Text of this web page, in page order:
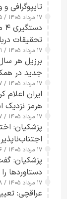
تایپوگرافی
۱۷ مرداد ۱۴۰۵ / ۱۹:۰۵
تحقیقات
۱۷ مرداد ۱۴۰۵ / ۱۸:۱۱
برزیل هر
جدید در
۱۷ مرداد ۱۴۰۵ / ۱۷:۲۷
ایران اعلام
هرمز نزدیک
آبراه را آزاد
۱۷ مرداد ۱۴۰۵ / ۱۶:۴۷
پزشکیان:
۱۷ مرداد ۱۴۰۵ / ۱۴:۵۶
پزشکیان:
دستاوردها
۱۷ مرداد ۱۴۰۵ / ۱۴:۳۸
عراقچی: